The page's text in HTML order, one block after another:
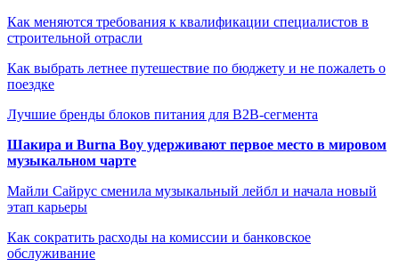
Как меняются требования к квалификации специалистов в
строительной отрасли
Как выбрать летнее путешествие по бюджету и не пожалеть о
поездке
Лучшие бренды блоков питания для B2B-сегмента
Шакира и Burna Boy удерживают первое место в мировом
музыкальном чарте
Майли Сайрус сменила музыкальный лейбл и начала новый
этап карьеры
Как сократить расходы на комиссии и банковское
обслуживание